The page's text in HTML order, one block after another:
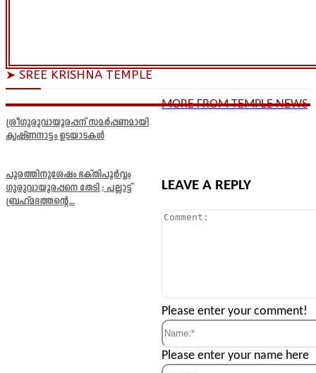
➤ SREE KRISHNA TEMPLE
ശ്രീഗുരുവായൂരപ്പന് സമർപ്പണമായി
കൃഷ്ണനാട്ടം ഉടയാടകൾ
പൂരത്തിനുശേഷം ഭക്തിപൂർവ്വം
ഗുരുവായൂരപ്പനെ തേടി ; പല്ലാട്ട്
ബ്രഹ്മദത്തന്റെ...
MORE FROM TEMPLE NEWS
LEAVE A REPLY
Comment:
Please enter your comment!
Name:*
Please enter your name here